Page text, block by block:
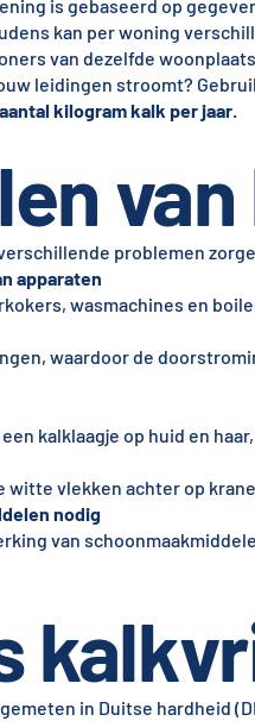
is gebaseerd op
kan per woning
van dezelfde
leidingen stroomt?
kilogram kalk per jaar.
problemen
apparaten
wasmachines en
waardoor de
kalklaagje op huid en
witte vlekken achter op
nodig
van
in Duitse hardheid